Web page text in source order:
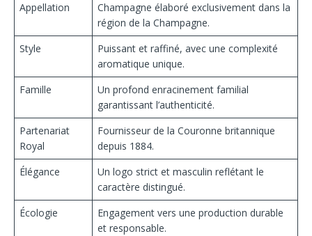
Appellation
Champagne élaboré exclusivement dans la
région de la Champagne.
Style
Puissant et raffiné, avec une complexité
aromatique unique.
Famille
Un profond enracinement familial
garantissant l’authenticité.
Partenariat
Royal
Fournisseur de la Couronne britannique
depuis 1884.
Élégance
Un logo strict et masculin reflétant le
caractère distingué.
Écologie
Engagement vers une production durable
et responsable.